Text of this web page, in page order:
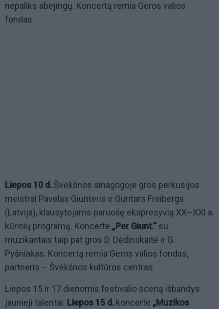
nepaliks abejingų. Koncertą remia Geros valios
fondas.
Liepos 10 d. Švėkšnos sinagogoje gros perkusijos
meistrai Pavelas Giunteris ir Guntars Freibergs
(Latvija), klausytojams paruošę ekspresyvią XX–XXI a.
kūrinių programą. Koncerte „Per Giunt.“ su
muzikantais taip pat gros D. Dėdinskaitė ir G.
Pyšniakas. Koncertą remia Geros valios fondas,
partneris – Švėkšnos kultūros centras.
Liepos 15 ir 17 dienomis festivalio sceną išbandys
jaunieji talentai. Liepos 15 d. koncerte „Muzikos